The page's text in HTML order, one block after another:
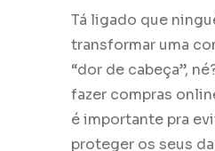
Tá ligado que
transformar uma
“dor de cabeça”,
fazer compras
é importante pra
proteger os seus